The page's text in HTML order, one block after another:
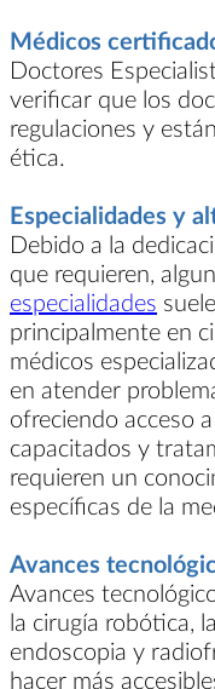
Médicos
Doctores
verificar que los
regulaciones y
ética.
Especialidades y
Debido a la
que requieren,
especialidades
principalmente en
médicos
en atender
ofreciendo acceso
capacitados y
requieren un
específicas de la
Avances
Avances
la cirugía robótica,
endoscopia y
hacer más